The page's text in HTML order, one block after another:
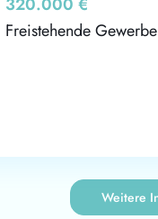
Freistehende
Weitere